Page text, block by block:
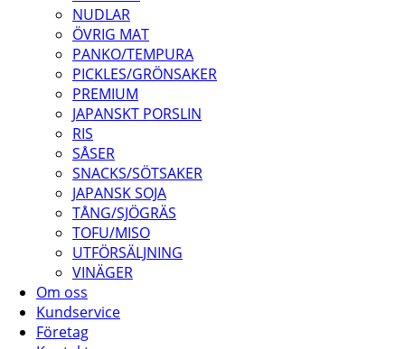
NUDLAR
ÖVRIG MAT
PANKO/TEMPURA
PICKLES/GRÖNSAKER
PREMIUM
JAPANSKT PORSLIN
RIS
SÅSER
SNACKS/SÖTSAKER
JAPANSK SOJA
TÅNG/SJÖGRÄS
TOFU/MISO
UTFÖRSÄLJNING
VINÄGER
Om oss
Kundservice
Företag